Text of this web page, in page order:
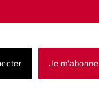
Je m'abonne